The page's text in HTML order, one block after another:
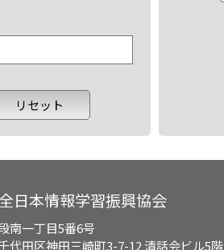
日本情報学習振興協会
南一丁目5番6号
代田区神田三崎町3-7-12 清話会ビル5階